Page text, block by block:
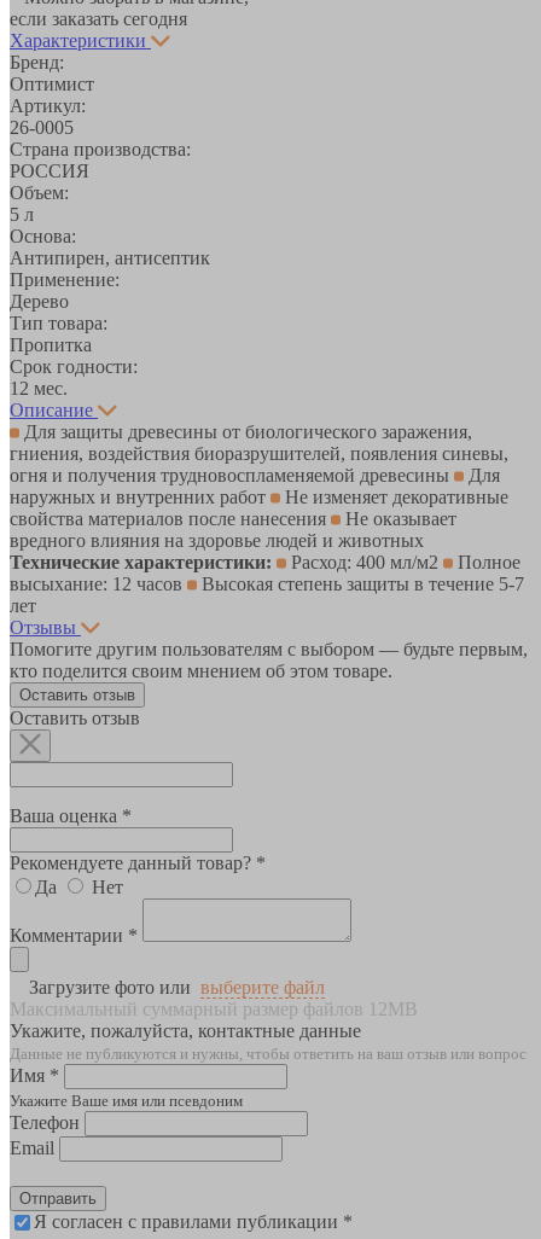
если заказать сегодня
Характеристики
Бренд:
Оптимист
Артикул:
26-0005
Страна производства:
РОССИЯ
Объем:
5 л
Основа:
Антипирен, антисептик
Применение:
Дерево
Тип товара:
Пропитка
Срок годности:
12 мес.
Описание
Для защиты древесины от биологического заражения,
гниения, воздействия биоразрушителей, появления синевы,
огня и получения трудновоспламеняемой древесины
Для
наружных и внутренних работ
Не изменяет декоративные
свойства материалов после нанесения
Не оказывает
вредного влияния на здоровье людей и животных
Технические характеристики:
Расход: 400 мл/м2
Полное
высыхание: 12 часов
Высокая степень защиты в течение 5-7
лет
Отзывы
Помогите другим пользователям с выбором — будьте первым,
кто поделится своим мнением об этом товаре.
Оставить отзыв
Оставить отзыв
Ваша оценка *
Рекомендуете данный товар? *
Да
Нет
Комментарии *
Загрузите фото или выберите файл
Максимальный суммарный размер файлов 12MB
Укажите, пожалуйста, контактные данные
Данные не публикуются и нужны, чтобы ответить на ваш отзыв или вопрос
Имя *
Укажите Ваше имя или псевдоним
Телефон
Email
Отправить
Я согласен с правилами публикации *